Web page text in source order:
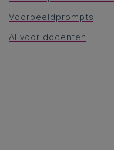
Voorbeeldprompts
AI voor docenten